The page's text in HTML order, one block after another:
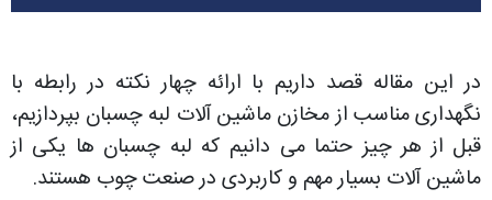
در این مقاله قصد داریم با ارائه چهار نکته در رابطه با
نگهداری مناسب از مخازن ماشین آلات لبه چسبان بپردازیم،
قبل از هر چیز حتما می دانیم که لبه چسبان ها یکی از
ماشین آلات بسیار مهم و کاربردی در صنعت چوب هستند.